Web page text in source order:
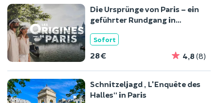
Die Ursprünge von Paris – ein
geführter Rundgang in
Sofort
28 € 4,8 (8)
Schnitzeljagd „L'Enquête des
Halles“ in Paris